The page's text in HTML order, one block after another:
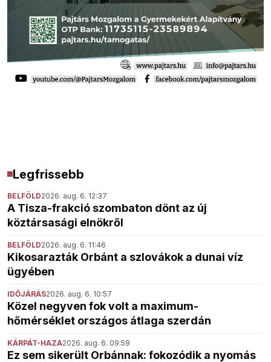
Legfrissebb
BELFÖLD2026. aug. 6. 12:37
A Tisza-frakció szombaton dönt az új
köztársasági elnökről
BELFÖLD2026. aug. 6. 11:46
Kikosarazták Orbánt a szlovákok a dunai víz
ügyében
IDŐJÁRÁS2026. aug. 6. 10:57
Közel negyven fok volt a maximum-
hőmérséklet országos átlaga szerdán
KÁRPÁT-HAZA2026. aug. 6. 09:59
Ez sem sikerült Orbánnak: fokozódik a nyomás